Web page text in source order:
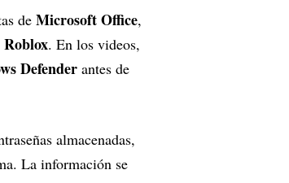
de Microsoft Office,
Roblox. En los videos,
Defender antes de
almacenadas,
La información se